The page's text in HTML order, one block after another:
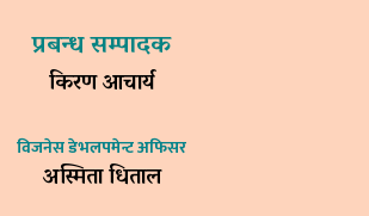
प्रबन्ध सम्पादक
किरण आचार्य
विजनेस डेभलपमेन्ट अफिसर
अस्मिता धिताल